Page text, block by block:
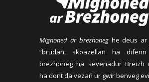
Mignoned ar brezhoneghe deus ar
“brudañ, skoazellañ ha
brezhoneg ha sevenadur Breizh
ha dont da vezañ ur gwir benveg